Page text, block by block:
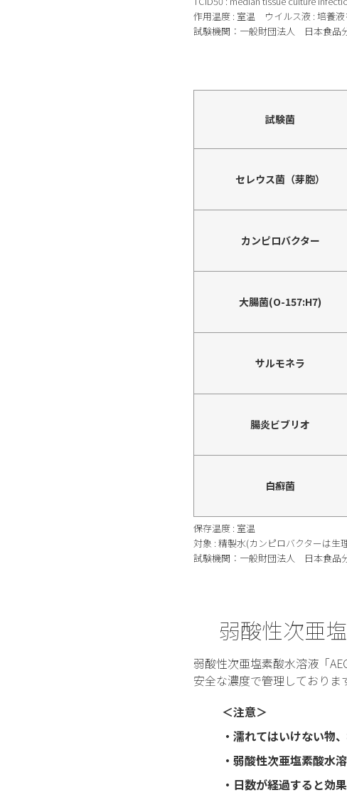
作用温度 : 室温 ウイルス液 : 培養
試験機関：一般財団法人 日本食品
試験菌
セレウス菌（芽胞）
カンピロバクター
大腸菌(O-157:H7)
サルモネラ
腸炎ビブリオ
白癬菌
保存温度 : 室温
対象 : 精製水(カンピロバクターは生
試験機関：一般財団法人 日本食品
弱酸性次亜
弱酸性次亜塩素酸水溶液「
安全な濃度で管理しておりま
＜注意＞
・濡れてはいけない物
・弱酸性次亜塩素酸水
・日数が経過すると効